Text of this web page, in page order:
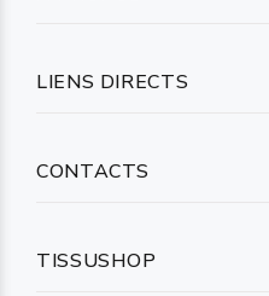
LIENS DIRECTS
CONTACTS
TISSUSHOP